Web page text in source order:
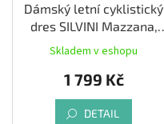
Dámský letní cyklistický
dres SILVINI Mazzana,
blush/green
Skladem v eshopu
1 799 Kč
DETAIL